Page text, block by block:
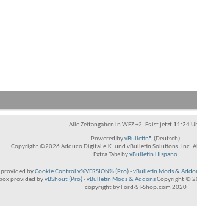
Alle Zeitangaben in WEZ +2. Es ist jetzt 11:24
Powered byvBulletin® (Deutsch)
Copyright ©2026 Adduco Digital e.K. und vBulletin Solutions, Inc.
Extra Tabs byvBulletin Hispano
byCookie Control v%VERSION% (Pro)-vBulletin Mods &
provided byvBShout (Pro)-vBulletin Mods & AddonsCopyright ©
copyright by Ford-ST-Shop.com 2020